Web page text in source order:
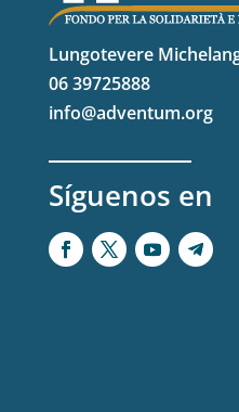
Lungotevere
06 39725888
info@adventum.org
Síguenos en